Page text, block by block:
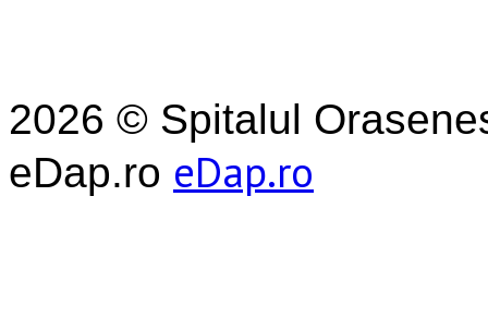
2026 © Spitalul
eDap.ro eDap.ro